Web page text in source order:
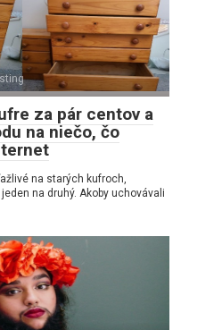
za pár centov a
na niečo, čo
na starých kufroch,
na druhý. Akoby uchovávali